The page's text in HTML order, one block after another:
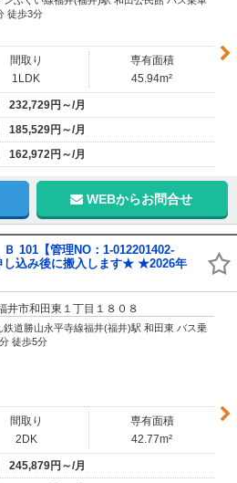
徒歩3分
間取り
1LDK
専有面積
45.94m²
232,729円～/月
185,529円～/月
162,972円～/月
WEBからお問合せ
101【管理NO：1-012201402-
込み後に搬入します★ ★2026年
井市和田東１丁目１８０８
鉄道勝山永平寺線福井(福井)駅 和田東 バス乗
徒歩5分
間取り
2DK
専有面積
42.77m²
245,879円～/月